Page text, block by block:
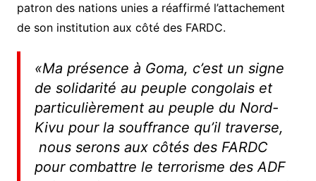
patron des nations unies a réaffirmé l’attachement
de son institution aux côté des FARDC.
«Ma présence à Goma, c’est un signe
de solidarité au peuple congolais et
particulièrement au peuple du Nord-
Kivu pour la souffrance qu’il traverse,
nous serons aux côtés des FARDC
pour combattre le terrorisme des ADF